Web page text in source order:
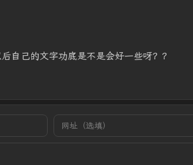
自己的文字功底是不是会好一些呀？？